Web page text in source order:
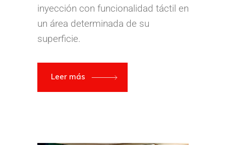
inyección con funcionalidad táctil en
un área determinada de su
superficie.
Leer más